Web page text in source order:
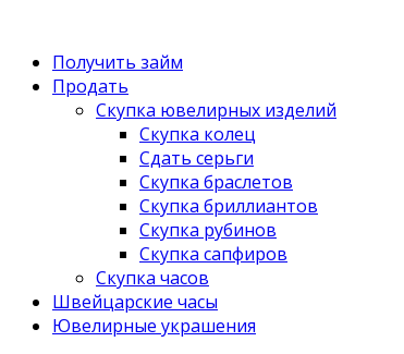
Получить займ
Продать
Скупка ювелирных изделий
Скупка колец
Сдать серьги
Скупка браслетов
Скупка бриллиантов
Скупка рубинов
Скупка сапфиров
Скупка часов
Швейцарские часы
Ювелирные украшения